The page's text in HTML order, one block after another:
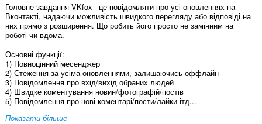
Головне завдання VKfox - це повідомляти про усі оновленнях на
Вконтакті, надаючи можливість швидкого перегляду або відповіді на
них прямо з розширення. Що робить його просто не замінним на
роботі чи вдома.
Основні функції:
1) Повноцінний месенджер
2) Стеження за усіма оновленнями, залишаючись оффлайн
3) Повідомлення про вхід/вихід обраних людей
4) Швидке коментування новин/фотографій/постів
5) Повідомлення про нові коментарі/пости/лайки ітд...
Показати більше